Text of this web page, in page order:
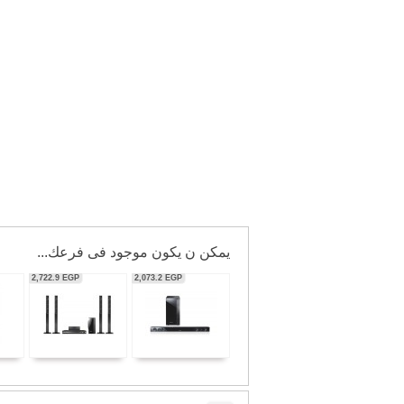
يمكن ن يكون موجود فى فرعك...
139.9EGP 720.0EGP